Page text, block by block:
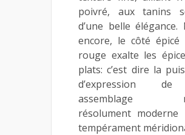
poivré, aux tanins
d’une belle élégance.
encore, le côté épicé
rouge exalte les
plats: c’est dire la
d’expression
assemblage
résolument
tempérament